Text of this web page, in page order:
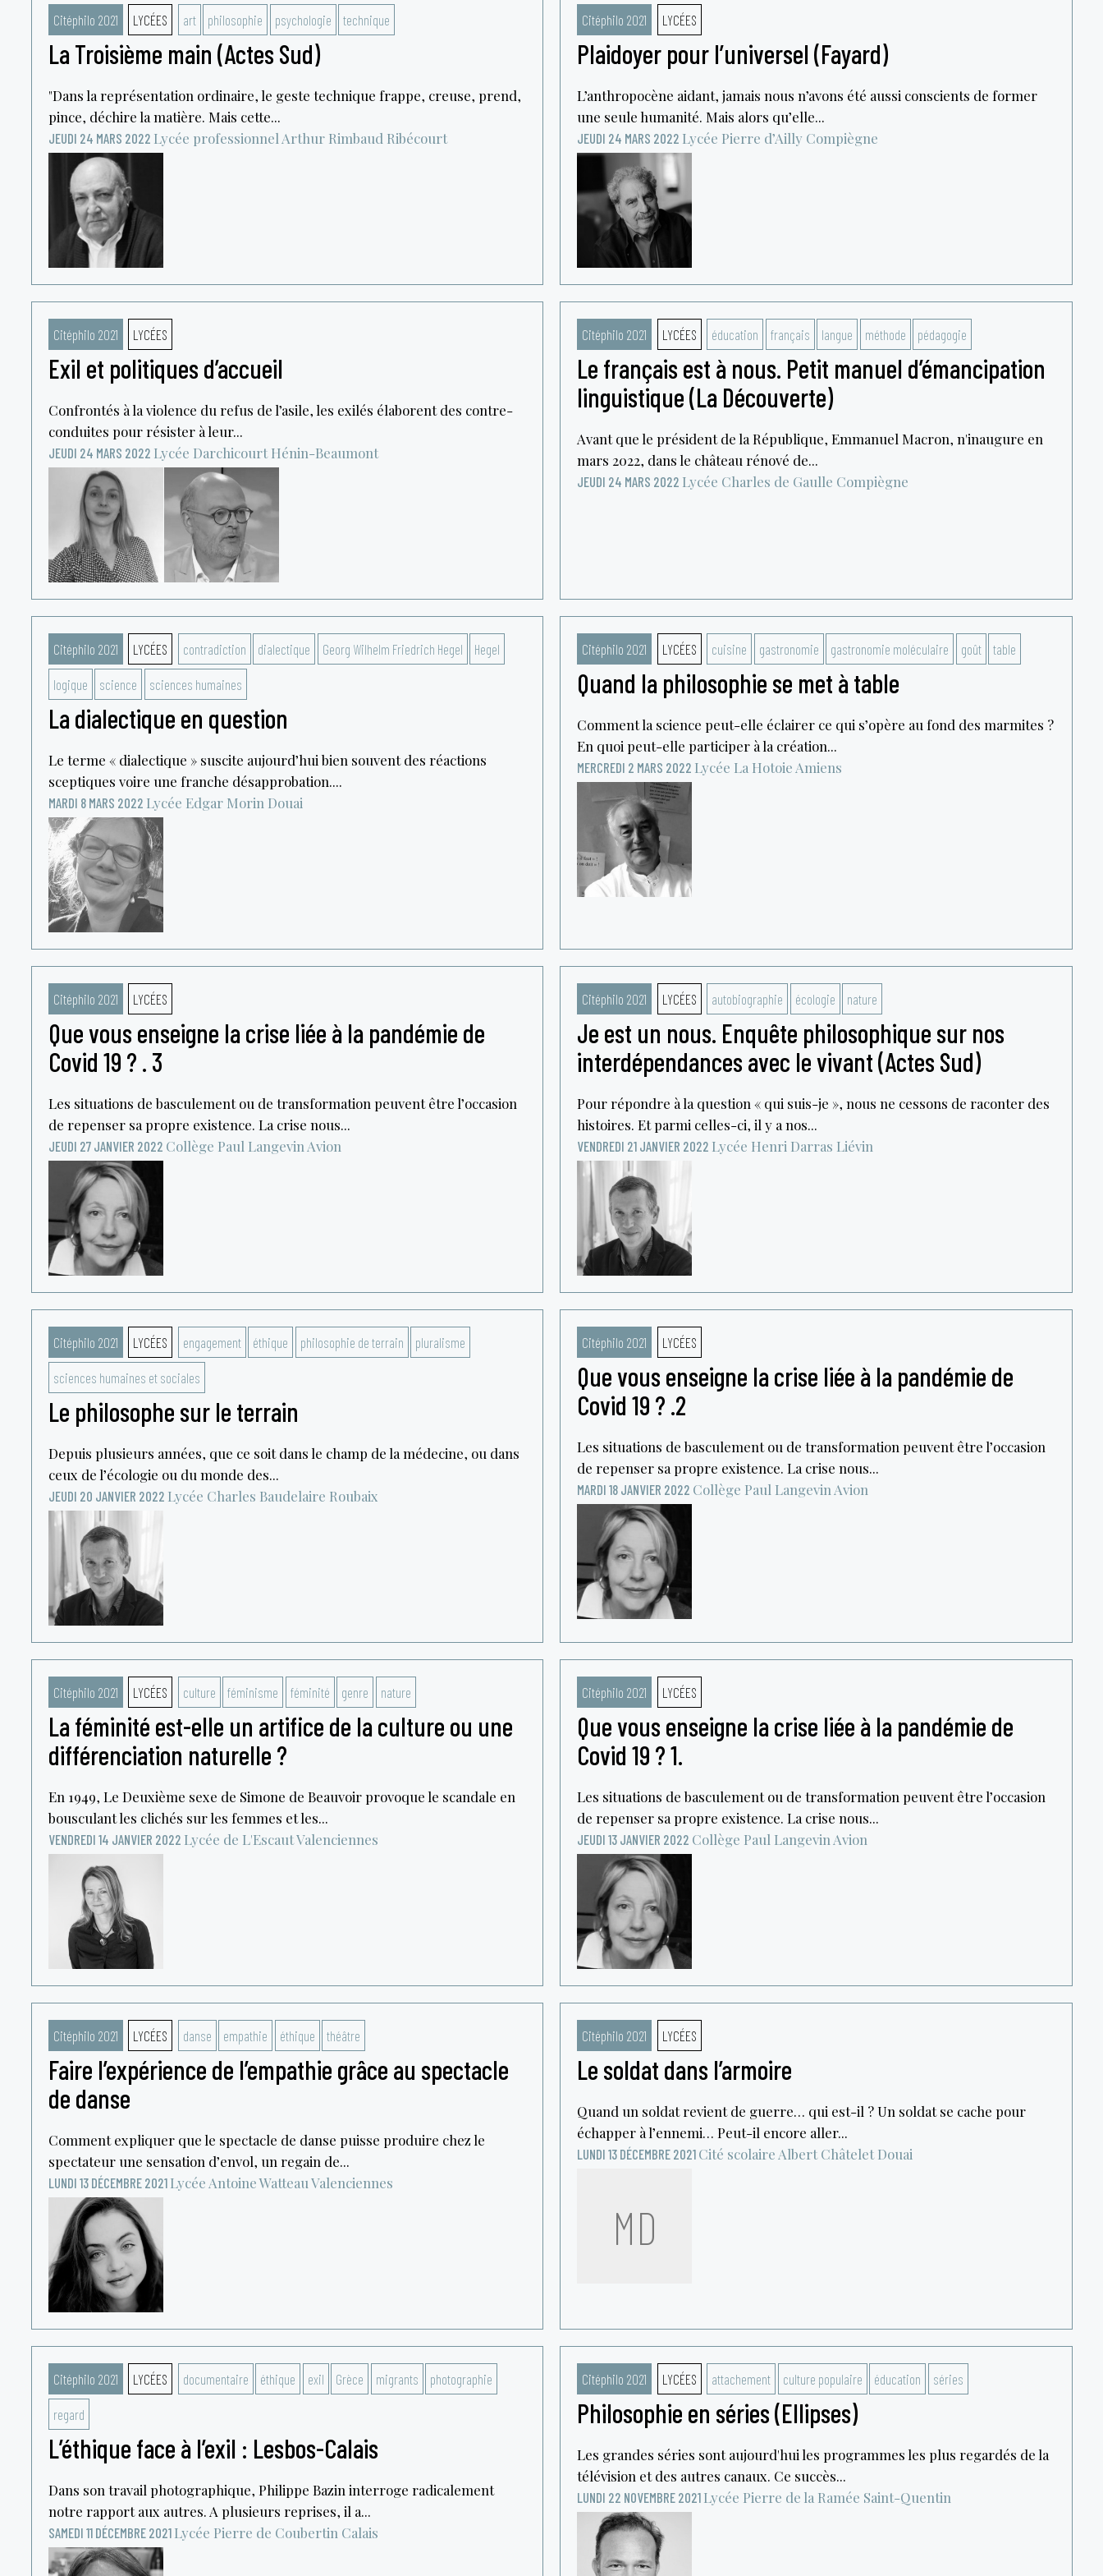
Citéphilo 2021 LYCÉES art philosophie psychologie technique
La Troisième main (Actes Sud)
"Dans la représentation ordinaire, le geste technique frappe, creuse, prend,
pince, déchire la matière. Mais cette...
JEUDI 24 MARS 2022 Lycée professionnel Arthur Rimbaud Ribécourt
Citéphilo 2021 LYCÉES
Plaidoyer pour l’universel (Fayard)
L’anthropocène aidant, jamais nous n’avons été aussi conscients de former
une seule humanité. Mais alors qu’elle...
JEUDI 24 MARS 2022 Lycée Pierre d’Ailly Compiègne
Citéphilo 2021 LYCÉES
Exil et politiques d’accueil
Confrontés à la violence du refus de l’asile, les exilés élaborent des contre-
conduites pour résister à leur...
JEUDI 24 MARS 2022 Lycée Darchicourt Hénin-Beaumont
Citéphilo 2021 LYCÉES éducation français langue méthode pédagogie
Le français est à nous. Petit manuel d’émancipation
linguistique (La Découverte)
Avant que le président de la République, Emmanuel Macron, n'inaugure en
mars 2022, dans le château rénové de...
JEUDI 24 MARS 2022 Lycée Charles de Gaulle Compiègne
Citéphilo 2021 LYCÉES contradiction dialectique Georg Wilhelm Friedrich Hegel Hegel
logique science sciences humaines
La dialectique en question
Le terme « dialectique » suscite aujourd’hui bien souvent des réactions
sceptiques voire une franche désapprobation....
MARDI 8 MARS 2022 Lycée Edgar Morin Douai
Citéphilo 2021 LYCÉES cuisine gastronomie gastronomie moléculaire goût table
Quand la philosophie se met à table
Comment la science peut-elle éclairer ce qui s’opère au fond des marmites ?
En quoi peut-elle participer à la création...
MERCREDI 2 MARS 2022 Lycée La Hotoie Amiens
Citéphilo 2021 LYCÉES
Que vous enseigne la crise liée à la pandémie de
Covid 19 ? . 3
Les situations de basculement ou de transformation peuvent être l’occasion
de repenser sa propre existence. La crise nous...
JEUDI 27 JANVIER 2022 Collège Paul Langevin Avion
Citéphilo 2021 LYCÉES autobiographie écologie nature
Je est un nous. Enquête philosophique sur nos
interdépendances avec le vivant (Actes Sud)
Pour répondre à la question « qui suis-je », nous ne cessons de raconter des
histoires. Et parmi celles-ci, il y a nos...
VENDREDI 21 JANVIER 2022 Lycée Henri Darras Liévin
Citéphilo 2021 LYCÉES engagement éthique philosophie de terrain pluralisme
sciences humaines et sociales
Le philosophe sur le terrain
Depuis plusieurs années, que ce soit dans le champ de la médecine, ou dans
ceux de l’écologie ou du monde des...
JEUDI 20 JANVIER 2022 Lycée Charles Baudelaire Roubaix
Citéphilo 2021 LYCÉES
Que vous enseigne la crise liée à la pandémie de
Covid 19 ? .2
Les situations de basculement ou de transformation peuvent être l’occasion
de repenser sa propre existence. La crise nous...
MARDI 18 JANVIER 2022 Collège Paul Langevin Avion
Citéphilo 2021 LYCÉES culture féminisme féminité genre nature
La féminité est-elle un artifice de la culture ou une
différenciation naturelle ?
En 1949, Le Deuxième sexe de Simone de Beauvoir provoque le scandale en
bousculant les clichés sur les femmes et les...
VENDREDI 14 JANVIER 2022 Lycée de L'EscautValenciennes
Citéphilo 2021 LYCÉES
Que vous enseigne la crise liée à la pandémie de
Covid 19 ? 1.
Les situations de basculement ou de transformation peuvent être l’occasion
de repenser sa propre existence. La crise nous...
JEUDI 13 JANVIER 2022 Collège Paul Langevin Avion
Citéphilo 2021 LYCÉES danse empathie éthique théâtre
Faire l’expérience de l’empathie grâce au spectacle
de danse
Comment expliquer que le spectacle de danse puisse produire chez le
spectateur une sensation d’envol, un regain de...
LUNDI 13 DÉCEMBRE 2021 Lycée Antoine WatteauValenciennes
Citéphilo 2021 LYCÉES
Le soldat dans l’armoire
Quand un soldat revient de guerre… qui est-il ? Un soldat se cache pour
échapper à l’ennemi… Peut-il encore aller...
LUNDI 13 DÉCEMBRE 2021 Cité scolaire Albert Châtelet Douai
MD
Citéphilo 2021 LYCÉES documentaire éthique exil Grèce migrants photographie
regard
L’éthique face à l’exil : Lesbos-Calais
Dans son travail photographique, Philippe Bazin interroge radicalement
notre rapport aux autres. A plusieurs reprises, il a...
SAMEDI 11 DÉCEMBRE 2021 Lycée Pierre de Coubertin Calais
Citéphilo 2021 LYCÉES attachement culture populaire éducation séries
Philosophie en séries (Ellipses)
Les grandes séries sont aujourd'hui les programmes les plus regardés de la
télévision et des autres canaux. Ce succès...
LUNDI 22 NOVEMBRE 2021 Lycée Pierre de la Ramée Saint-Quentin